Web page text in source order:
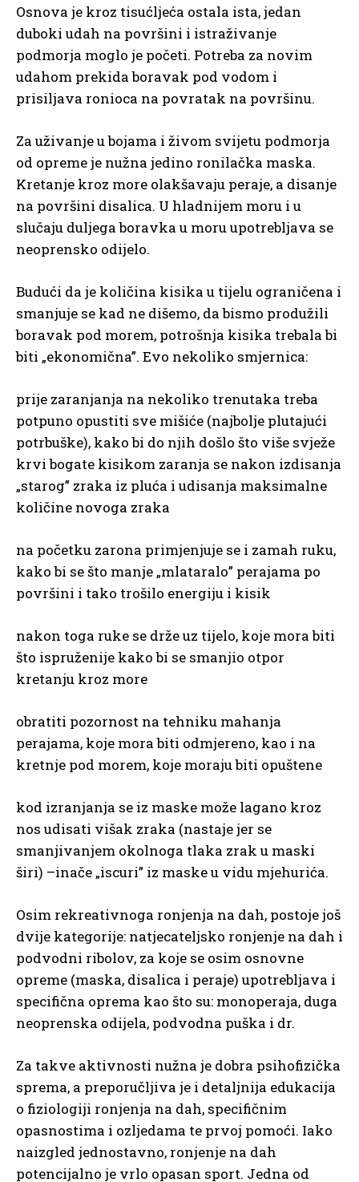
Osnova je kroz tisućljeća ostala ista, jedan
duboki udah na površini i istraživanje
podmorja moglo je početi. Potreba za novim
udahom prekida boravak pod vodom i
prisiljava ronioca na povratak na površinu.
Za uživanje u bojama i živom svijetu podmorja
od opreme je nužna jedino ronilačka maska.
Kretanje kroz more olakšavaju peraje, a disanje
na površini disalica. U hladnijem moru i u
slučaju duljega boravka u moru upotrebljava se
neoprensko odijelo.
Budući da je količina kisika u tijelu ograničena i
smanjuje se kad ne dišemo, da bismo produžili
boravak pod morem, potrošnja kisika trebala bi
biti „ekonomična”. Evo nekoliko smjernica:
prije zaranjanja na nekoliko trenutaka treba
potpuno opustiti sve mišiće (najbolje plutajući
potrbuške), kako bi do njih došlo što više svježe
krvi bogate kisikom zaranja se nakon izdisanja
„starog” zraka iz pluća i udisanja maksimalne
količine novoga zraka
na početku zarona primjenjuje se i zamah ruku,
kako bi se što manje „mlataralo” perajama po
površini i tako trošilo energiju i kisik
nakon toga ruke se drže uz tijelo, koje mora biti
što ispruženije kako bi se smanjio otpor
kretanju kroz more
obratiti pozornost na tehniku mahanja
perajama, koje mora biti odmjereno, kao i na
kretnje pod morem, koje moraju biti opuštene
kod izranjanja se iz maske može lagano kroz
nos udisati višak zraka (nastaje jer se
smanjivanjem okolnoga tlaka zrak u maski
širi) –inače „iscuri” iz maske u vidu mjehurića.
Osim rekreativnoga ronjenja na dah, postoje još
dvije kategorije: natjecateljsko ronjenje na dah i
podvodni ribolov, za koje se osim osnovne
opreme (maska, disalica i peraje) upotrebljava i
specifična oprema kao što su: monoperaja, duga
neoprenska odijela, podvodna puška i dr.
Za takve aktivnosti nužna je dobra psihofizička
sprema, a preporučljiva je i detaljnija edukacija
o fiziologiji ronjenja na dah, specifičnim
opasnostima i ozljedama te prvoj pomoći. Iako
naizgled jednostavno, ronjenje na dah
potencijalno je vrlo opasan sport. Jedna od